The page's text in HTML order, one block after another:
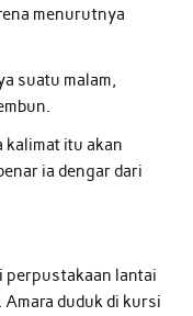
menurutnya
suatu malam,
kalimat itu akan
ia dengar dari
perpustakaan lantai
duduk di kursi